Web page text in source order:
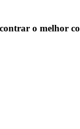
o melhor